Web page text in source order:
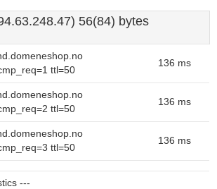
56(84) bytes
ttl=50
136 ms
ttl=50
136 ms
ttl=50
136 ms
---